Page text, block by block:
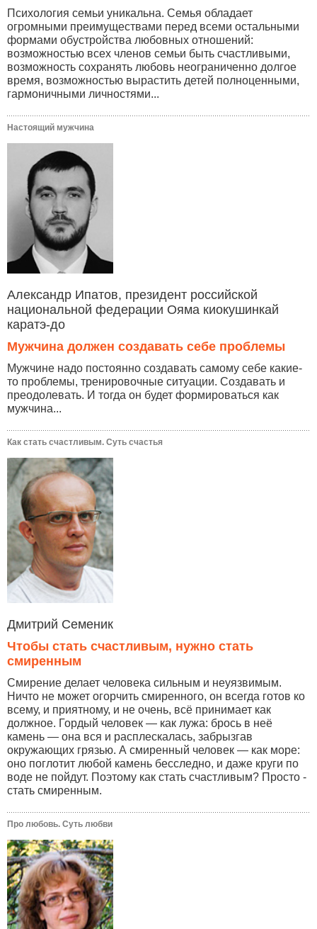
Психология семьи уникальна. Семья обладает
огромными преимуществами перед всеми остальными
формами обустройства любовных отношений:
возможностью всех членов семьи быть счастливыми,
возможность сохранять любовь неограниченно долгое
время, возможностью вырастить детей полноценными,
гармоничными личностями...
Настоящий мужчина
Александр Ипатов, президент российской
национальной федерации Ояма киокушинкай
каратэ-до
Мужчина должен создавать себе проблемы
Мужчине надо постоянно создавать самому себе какие-
то проблемы, тренировочные ситуации. Создавать и
преодолевать. И тогда он будет формироваться как
мужчина...
Как стать счастливым. Суть счастья
Дмитрий Семеник
Чтобы стать счастливым, нужно стать
смиренным
Смирение делает человека сильным и неуязвимым.
Ничто не может огорчить смиренного, он всегда готов ко
всему, и приятному, и не очень, всё принимает как
должное. Гордый человек — как лужа: брось в неё
камень — она вся и расплескалась, забрызгав
окружающих грязью. А смиренный человек — как море:
оно поглотит любой камень бесследно, и даже круги по
воде не пойдут. Поэтому как стать счастливым? Просто -
стать смиренным.
Про любовь. Суть любви